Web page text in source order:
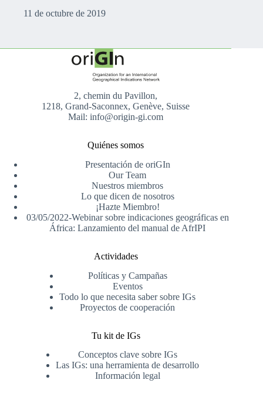
11 de octubre de 2019
2, chemin du Pavillon,
1218, Grand-Saconnex, Genève, Suisse
Mail: info@origin-gi.com
Quiénes somos
Presentación de oriGIn
Our Team
Nuestros miembros
Lo que dicen de nosotros
¡Hazte Miembro!
03/05/2022-Webinar sobre indicaciones geográficas en
África: Lanzamiento del manual de AfrIPI
Actividades
Políticas y Campañas
Eventos
Todo lo que necesita saber sobre IGs
Proyectos de cooperación
Tu kit de IGs
Conceptos clave sobre IGs
Las IGs: una herramienta de desarrollo
Información legal